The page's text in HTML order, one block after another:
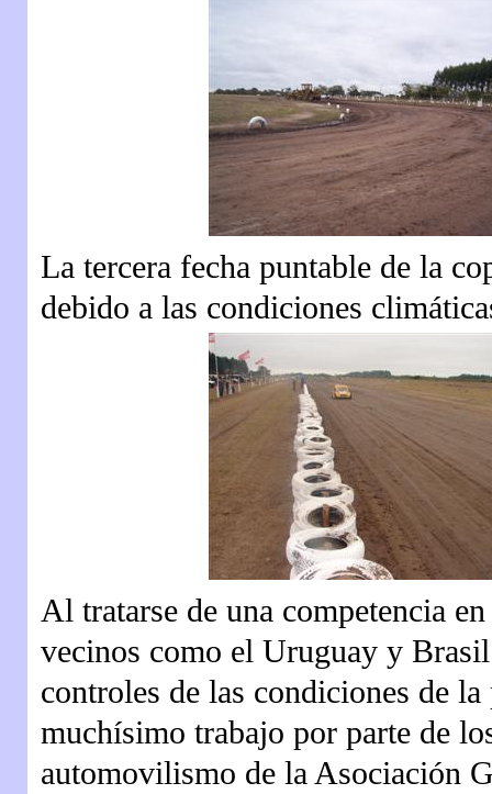
La tercera fecha puntable de la
debido a las condiciones
Al tratarse de una competencia
vecinos como el Uruguay y
controles de las condiciones de
muchísimo trabajo por parte de
automovilismo de la Asociación